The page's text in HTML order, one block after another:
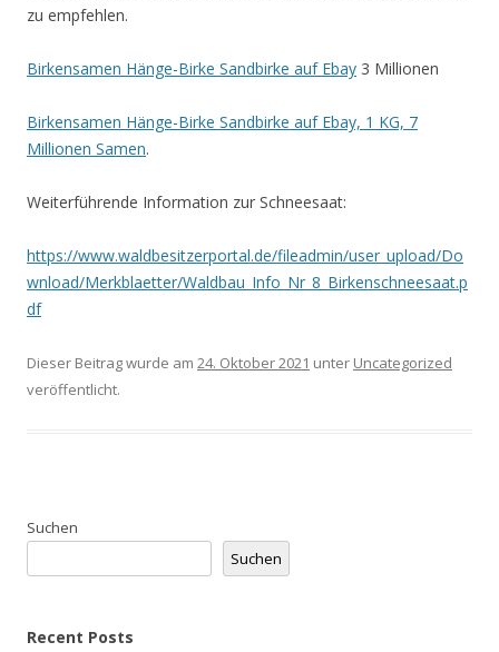
zu empfehlen.
Birkensamen Hänge-Birke Sandbirke auf Ebay 3 Millionen
Birkensamen Hänge-Birke Sandbirke auf Ebay, 1 KG, 7
Millionen Samen.
Weiterführende Information zur Schneesaat:
https://www.waldbesitzerportal.de/fileadmin/user_upload/Do
wnload/Merkblaetter/Waldbau_Info_Nr_8_Birkenschneesaat.p
df
Dieser Beitrag wurde am 24. Oktober 2021 unter Uncategorized
veröffentlicht.
Suchen
Suchen
Recent Posts